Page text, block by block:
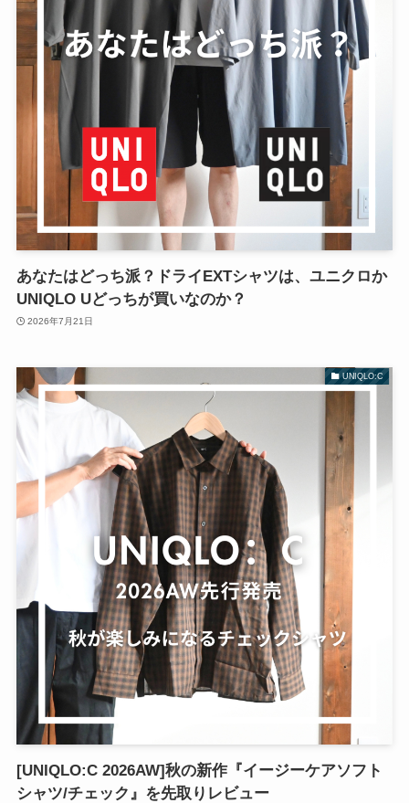
あなたはどっち派？ドライEXTシャツは、ユニクロか
UNIQLO Uどっちが買いなのか？
2026年7月21日
UNIQLO:C
[UNIQLO:C 2026AW]秋の新作『イージーケアソフト
シャツ/チェック』を先取りレビュー